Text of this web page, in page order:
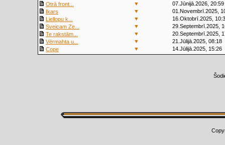
Otrā front...
▼
07.Jūnijā.2026, 20:59
Ikars
▼
01.Novembrī.2025,
Liellopu k...
▼
16.Oktobrī.2025,
Sveicam Ze...
▼
29.Septembrī.2025,
Te rakstām...
▼
20.Septembrī.2025,
Vērmahta u...
▼
21.Jūlijā.2025, 08:18
Cope
▼ 14.Jūlijā.2025, 15:26